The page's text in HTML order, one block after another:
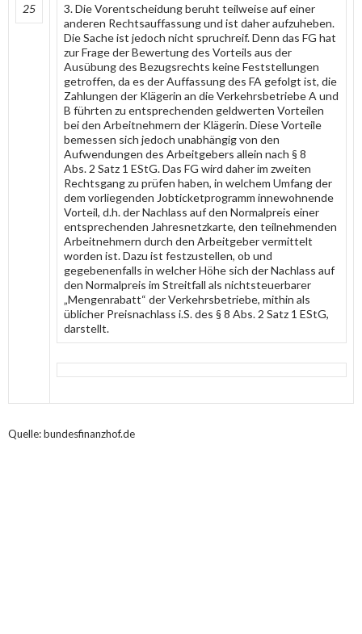
25
3. Die Vorentscheidung beruht teilweise auf einer
anderen Rechtsauffassung und ist daher aufzuheben.
Die Sache ist jedoch nicht spruchreif. Denn das FG hat
zur Frage der Bewertung des Vorteils aus der
Ausübung des Bezugsrechts keine Feststellungen
getroffen, da es der Auffassung des FA gefolgt ist, die
Zahlungen der Klägerin an die Verkehrsbetriebe A und
B führten zu entsprechenden geldwerten Vorteilen
bei den Arbeitnehmern der Klägerin. Diese Vorteile
bemessen sich jedoch unabhängig von den
Aufwendungen des Arbeitgebers allein nach § 8
Abs. 2 Satz 1 EStG. Das FG wird daher im zweiten
Rechtsgang zu prüfen haben, in welchem Umfang der
dem vorliegenden Jobticketprogramm innewohnende
Vorteil, d.h. der Nachlass auf den Normalpreis einer
entsprechenden Jahresnetzkarte, den teilnehmenden
Arbeitnehmern durch den Arbeitgeber vermittelt
worden ist. Dazu ist festzustellen, ob und
gegebenenfalls in welcher Höhe sich der Nachlass auf
den Normalpreis im Streitfall als nichtsteuerbarer
„Mengenrabatt“ der Verkehrsbetriebe, mithin als
üblicher Preisnachlass i.S. des § 8 Abs. 2 Satz 1 EStG,
darstellt.
Quelle: bundesfinanzhof.de